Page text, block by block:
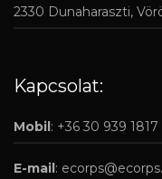
2330 Dunaharaszti,
Kapcsolat:
Mobil: +36 30 939 1817
E-mail: